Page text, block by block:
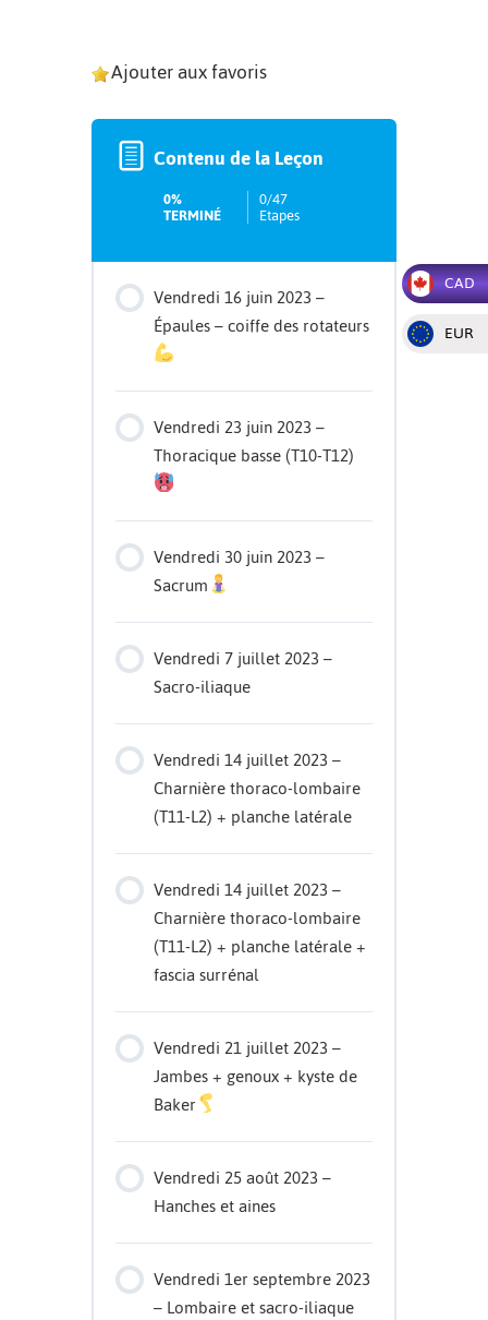
CAD
EUR
Ajouter aux favoris
Contenu de la Leçon
0%
TERMINÉ
0/47
Etapes
Vendredi 16 juin 2023 –
Épaules – coiffe des rotateurs
Vendredi 23 juin 2023 –
Thoracique basse (T10-T12)
Vendredi 30 juin 2023 –
Sacrum
Vendredi 7 juillet 2023 –
Sacro-iliaque
Vendredi 14 juillet 2023 –
Charnière thoraco-lombaire
(T11-L2) + planche latérale
Vendredi 14 juillet 2023 –
Charnière thoraco-lombaire
(T11-L2) + planche latérale +
fascia surrénal
Vendredi 21 juillet 2023 –
Jambes + genoux + kyste de
Baker
Vendredi 25 août 2023 –
Hanches et aines
Vendredi 1er septembre 2023
– Lombaire et sacro-iliaque